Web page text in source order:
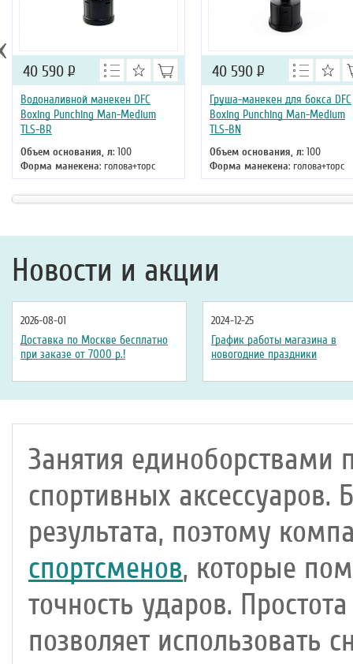
Водоналивной манекен DFC
Boxing Punching Man-Medium
TLS-BR
Объем основания, л: 100
Форма манекена: голова+торс
Высота: 163 см
40 590 Р
Груша-манекен для бокса DFC
Boxing Punching Man-Medium
TLS-BN
Объем основания, л: 100
Форма манекена: голова+торс
Высота: 168
40 590 Р
Новости и акции
2026-08-01
Доставка по Москве бесплатно
при заказе от 7000 р.!
2024-12-25
График работы магазина в
новогодние праздники
Занятия единоборствами
спортивных аксессуаров.
результата, поэтому
спортсменов, которые
точность ударов.
позволяет использовать